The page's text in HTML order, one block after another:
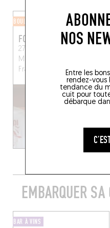
NOS
Entre les
rendez-vous
tendance du
cuit pour
débarque
BOULANGERIE
FOODETOI
27 Quai François-
Mitterrand, 13600 La Ciotat,
France
EMBARQUER
BAR À VINS